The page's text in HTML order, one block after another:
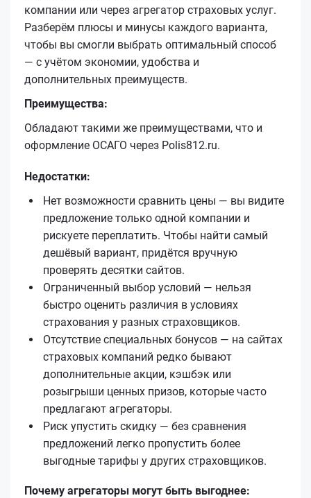
компании или через агрегатор страховых услуг.
Разберём плюсы и минусы каждого варианта,
чтобы вы смогли выбрать оптимальный способ
— с учётом экономии, удобства и
дополнительных преимуществ.
Преимущества:
Обладают такими же преимуществами, что и
оформление ОСАГО через Polis812.ru.
Недостатки:
Нет возможности сравнить цены — вы видите
предложение только одной компании и
рискуете переплатить. Чтобы найти самый
дешёвый вариант, придётся вручную
проверять десятки сайтов.
Ограниченный выбор условий — нельзя
быстро оценить различия в условиях
страхования у разных страховщиков.
Отсутствие специальных бонусов — на сайтах
страховых компаний редко бывают
дополнительные акции, кэшбэк или
розыгрыши ценных призов, которые часто
предлагают агрегаторы.
Риск упустить скидку — без сравнения
предложений легко пропустить более
выгодные тарифы у других страховщиков.
Почему агрегаторы могут быть выгоднее: